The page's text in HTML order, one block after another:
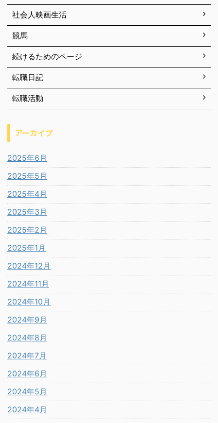
社会人映画生活
競馬
続けるためのページ
転職日記
転職活動
アーカイブ
2025年6月
2025年5月
2025年4月
2025年3月
2025年2月
2025年1月
2024年12月
2024年11月
2024年10月
2024年9月
2024年8月
2024年7月
2024年6月
2024年5月
2024年4月